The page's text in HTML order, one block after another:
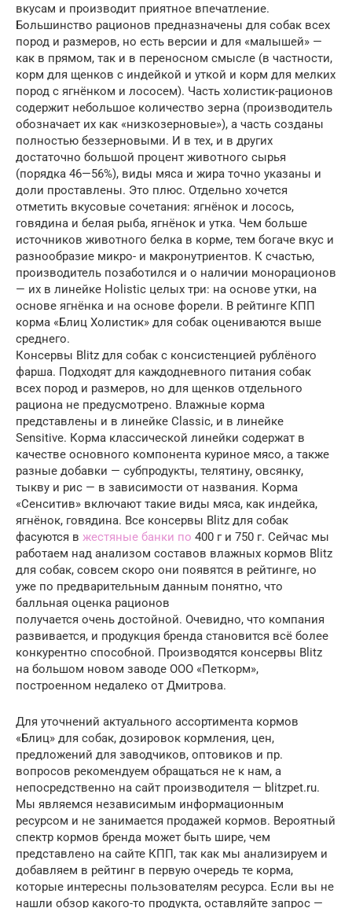
вкусам и производит приятное впечатление.
Большинство рационов предназначены для собак всех
пород и размеров, но есть версии и для «малышей» —
как в прямом, так и в переносном смысле (в частности,
корм для щенков с индейкой и уткой и корм для мелких
пород с ягнёнком и лососем). Часть холистик-рационов
содержит небольшое количество зерна (производитель
обозначает их как «низкозерновые»), а часть созданы
полностью беззерновыми. И в тех, и в других
достаточно большой процент животного сырья
(порядка 46—56%), виды мяса и жира точно указаны и
доли проставлены. Это плюс. Отдельно хочется
отметить вкусовые сочетания: ягнёнок и лосось,
говядина и белая рыба, ягнёнок и утка. Чем больше
источников животного белка в корме, тем богаче вкус и
разнообразие микро- и макронутриентов. К счастью,
производитель позаботился и о наличии монорационов
— их в линейке Holistic целых три: на основе утки, на
основе ягнёнка и на основе форели. В рейтинге КПП
корма «Блиц Холистик» для собак оцениваются выше
среднего.
Консервы Blitz для собак с консистенцией рублёного
фарша. Подходят для каждодневного питания собак
всех пород и размеров, но для щенков отдельного
рациона не предусмотрено. Влажные корма
представлены и в линейке Classic, и в линейке
Sensitive. Корма классической линейки содержат в
качестве основного компонента куриное мясо, а также
разные добавки — субпродукты, телятину, овсянку,
тыкву и рис — в зависимости от названия. Корма
«Сенситив» включают такие виды мяса, как индейка,
ягнёнок, говядина. Все консервы Blitz для собак
фасуются в жестяные банки по 400 г и 750 г. Сейчас мы
работаем над анализом составов влажных кормов Blitz
для собак, совсем скоро они появятся в рейтинге, но
уже по предварительным данным понятно, что
балльная оценка рационов
получается очень достойной. Очевидно, что компания
развивается, и продукция бренда становится всё более
конкурентно способной. Производятся консервы Blitz
на большом новом заводе ООО «Петкорм»,
построенном недалеко от Дмитрова.
Для уточнений актуального ассортимента кормов
«Блиц» для собак, дозировок кормления, цен,
предложений для заводчиков, оптовиков и пр.
вопросов рекомендуем обращаться не к нам, а
непосредственно на сайт производителя — blitzpet.ru.
Мы являемся независимым информационным
ресурсом и не занимается продажей кормов. Вероятный
спектр кормов бренда может быть шире, чем
представлено на сайте КПП, так как мы анализируем и
добавляем в рейтинг в первую очередь те корма,
которые интересны пользователям ресурса. Если вы не
нашли обзор какого-то продукта, оставляйте запрос —